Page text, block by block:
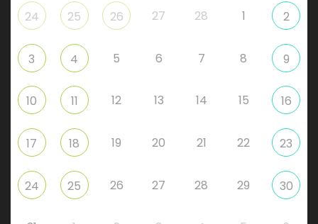
24 25 26 27 28 1 2
3 4 5 6 7 8 9
10 11 12 13 14 15 16
17 18 19 20 21 22 23
24 25 26 27 28 29 30